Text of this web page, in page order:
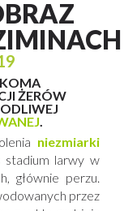
ŻERÓW
.
niezmiarki
larwy w
głównie perzu.
przez